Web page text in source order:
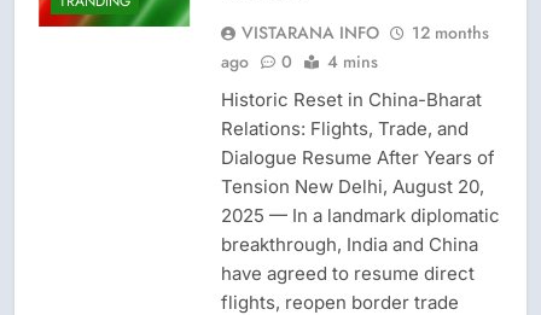
VISTARANA INFO
12 months
ago
0 4 mins
Historic Reset in China-Bharat
Relations: Flights, Trade, and
Dialogue Resume After Years of
Tension New Delhi, August 20,
2025 — In a landmark diplomatic
breakthrough, India and China
have agreed to resume direct
flights, reopen border trade